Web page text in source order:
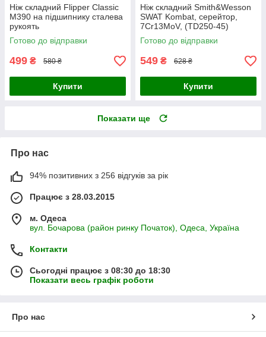
Ніж складний Flipper Classic
M390 на підшипнику сталева
рукоять
Готово до відправки
499 ₴ 580 ₴
Купити
Ніж складний Smith&Wesson
SWAT Kombat, серейтор,
7Cr13MoV, (TD250-45)
Готово до відправки
549 ₴ 628 ₴
Купити
Показати ще
Про нас
94% позитивних з 256 відгуків за рік
Працює з 28.03.2015
м. Одеса
вул. Бочарова (район ринку Початок), Одеса, Україна
Контакти
Сьогодні працює з 08:30 до 18:30
Показати весь графік роботи
Про нас